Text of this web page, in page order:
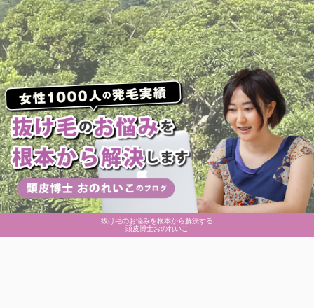
抜け毛のお悩みを根本から解決する
頭皮博士おのれいこ